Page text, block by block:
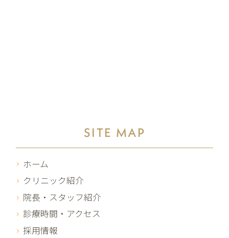
SITE MAP
ホーム
クリニック紹介
院長・スタッフ紹介
診療時間・アクセス
採用情報